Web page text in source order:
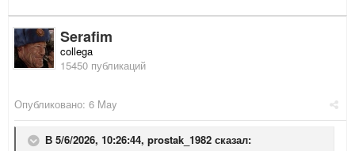
Serafim
collega
15450 публикаций
Опубликовано: 6 May
В 5/6/2026, 10:26:44, prostak_1982 сказал: